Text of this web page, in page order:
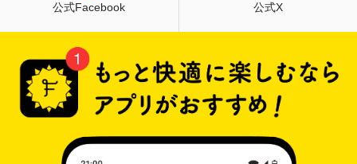
公式Facebook 公式X